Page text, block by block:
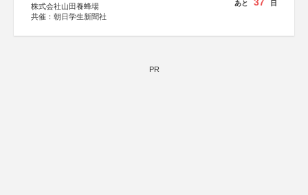
株式会社山田養蜂場
共催：朝日学生新聞社
あと 日
PR